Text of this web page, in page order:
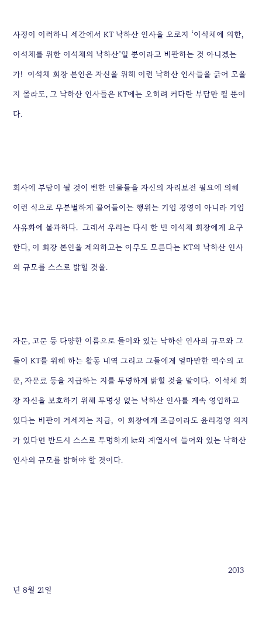
사정이 이러하니 세간에서 KT 낙하산 인사을 오로지 ‘이석채에 의한,
이석채를 위한 이석채의 낙하산’일 뿐이라고 비판하는 것 아니겠는
가! 이석채 회장 본인은 자신을 위해 이런 낙하산 인사들을 긁어 모을
지 몰라도, 그 낙하산 인사들은 KT에는 오히려 커다란 부담만 될 뿐이
다.
회사에 부담이 될 것이 뻔한 인물들을 자신의 자리보전 필요에 의해
이런 식으로 무분별하게 끌어들이는 행위는 기업 경영이 아니라 기업
사유화에 불과하다.그래서 우리는 다시 한 번 이석채 회장에게 요구
한다, 이 회장 본인을 제외하고는 아무도 모른다는 KT의 낙하산 인사
의 규모를 스스로 밝힐 것을.
자문, 고문 등 다양한 이름으로 들어와 있는 낙하산 인사의 규모와 그
들이 KT를 위해 하는 활동 내역 그리고 그들에게 얼마만한 액수의 고
문, 자문료 등을 지급하는 지를 투명하게 밝힐 것을 말이다. 이석채 회
장 자신을 보호하기 위해 투명성 없는 낙하산 인사를 계속 영입하고
있다는 비판이 거세지는 지금, 이 회장에게 조금이라도 윤리경영 의지
가 있다면 반드시 스스로 투명하게 kt와 계열사에 들어와 있는 낙하산
인사의 규모를 밝혀야 할 것이다.
2013
년 8월 21일